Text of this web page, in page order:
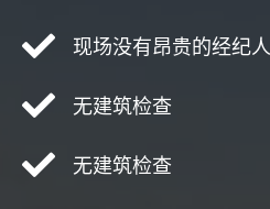
现场没有昂贵的经纪人
无建筑检查
无建筑检查